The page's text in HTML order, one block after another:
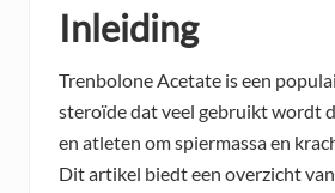
Inleiding
Trenbolone Acetate is een
steroïde dat veel gebruikt wordt
en atleten om spiermassa en
Dit artikel biedt een overzicht